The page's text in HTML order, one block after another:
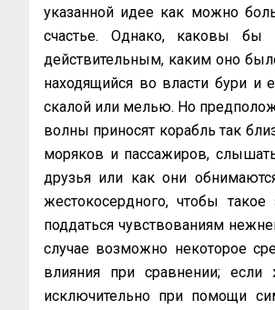
указанной идее как можно
счастье. Однако, каковы бы
действительным, каким оно
находящийся во власти бури и
скалой или мелью. Но
волны приносят корабль так
моряков и пассажиров,
друзья или как они
жестокосердного, чтобы
поддаться чувствованиям
случае возможно некоторое
влияния при сравнении;
исключительно при помощи